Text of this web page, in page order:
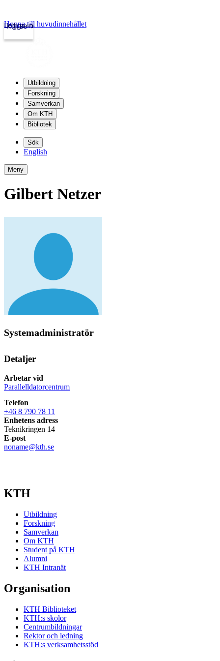
kth.se
Logga in
Hoppa till huvudinnehållet
Utbildning
Forskning
Samverkan
Om KTH
Bibliotek
Sök
English
Meny
Gilbert Netzer
Systemadministratör
Detaljer
Arbetar vid
Parallelldatorcentrum
Telefon
+46 8 790 78 11
Enhetens adress
Teknikringen 14
E-post
noname@kth.se
KTH
Utbildning
Forskning
Samverkan
Om KTH
Student på KTH
Alumni
KTH Intranät
Organisation
KTH Biblioteket
KTH:s skolor
Centrumbildningar
Rektor och ledning
KTH:s verksamhetsstöd